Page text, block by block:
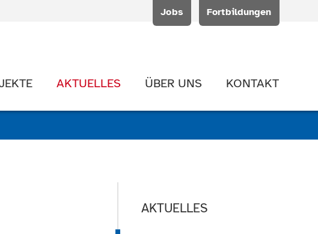
Jobs Fortbildungen
AKTUELLES ÜBER UNS KONTAKT
AKTUELLES